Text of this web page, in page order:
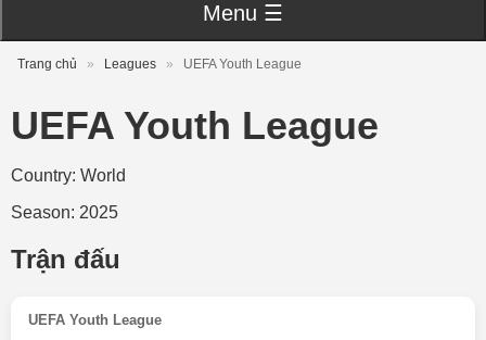
Menu ☰
Trang chủ » Leagues » UEFA Youth League
UEFA Youth League
Country: World
Season: 2025
Trận đấu
UEFA Youth League